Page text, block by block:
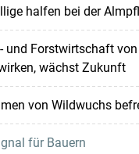
halfen bei der
und Forstwirtschaft
wächst Zukunft
von Wildwuchs
für Bauern